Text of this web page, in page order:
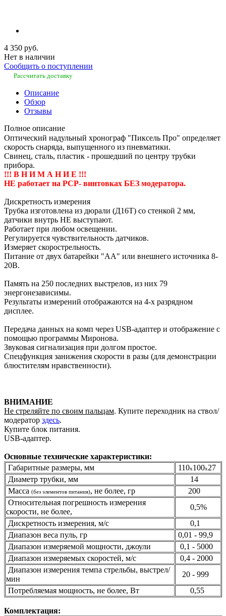
4 350 руб.
Нет в наличии
Сообщить о поступлении
Рассчитать доставку
Описание
Обзор
Отзывы
Полное описание
Оптический надульный хронограф "Пиксель Про" определяет
скорость снаряда, выпущенного из пневматики.
Свинец, сталь, пластик - прошедший по центру трубки
прибора.
!!! В Н И М А Н И Е !!!
НЕ работает на РСР- винтовках БЕЗ модератора.
Дискретность измерения
Трубка изготовлена из дюрали (Д16Т) со стенкой 2 мм,
датчики внутрь НЕ выступают.
Работает при любом освещении.
Регулируется чувствительность датчиков.
Измеряет скорострельность.
Питание от двух батарейки "АА" или внешнего источника 8-
20В.
Память на 250 последних выстрелов, из них 79
энергонезависимы.
Результаты измерений отображаются на 4-х разрядном
дисплее.
Передача данных на комп через USB-адаптер и отображение с
помощью программы Миронова.
Звуковая сигнализация при долгом простое.
Спецфункция занижения скорости в разы (для демонстрации
блюстителям нравственности).
ВНИМАНИЕ
Не стреляйте по своим пальцам. Купите переходник на ствол/
модератор здесь.
Купите блок питания.
USB-адаптер.
Основные технические характеристики:
Габаритные размеры, мм
110х100х27
Диаметр трубки, мм
14
Масса (без элементов питания), не более, гр
200
Относительная погрешность измерения
скорости, не более,
0,5%
Дискретность измерения, м/с
0,1
Диапазон веса пуль, гр
0,01 - 99,9
Диапазон измеряемой мощности, джоули
0,1 - 5000
Диапазон измеряемых скоростей, м/с
0,4 - 2000
Диапазон измерения темпа стрельбы, выстрел/
мин
20 - 999
Потребляемая мощность, не более, Вт
0,55
Комплектация: